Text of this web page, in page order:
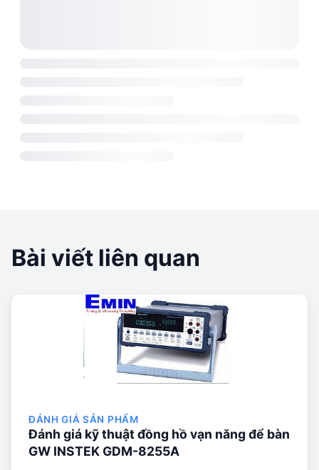
Bài viết liên quan
ĐÁNH GIÁ SẢN PHẨM
Đánh giá kỹ thuật đồng hồ vạn năng để bàn
GW INSTEK GDM-8255A